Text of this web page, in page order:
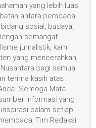
yang lebih luas.
antara pembaca
sosial, budaya,
semangat
jurnalistik, kami
yang mencerahkan,
bagi semua
terima kasih atas
Semoga Mata
informasi yang
dalam setiap
Tim Redaksi